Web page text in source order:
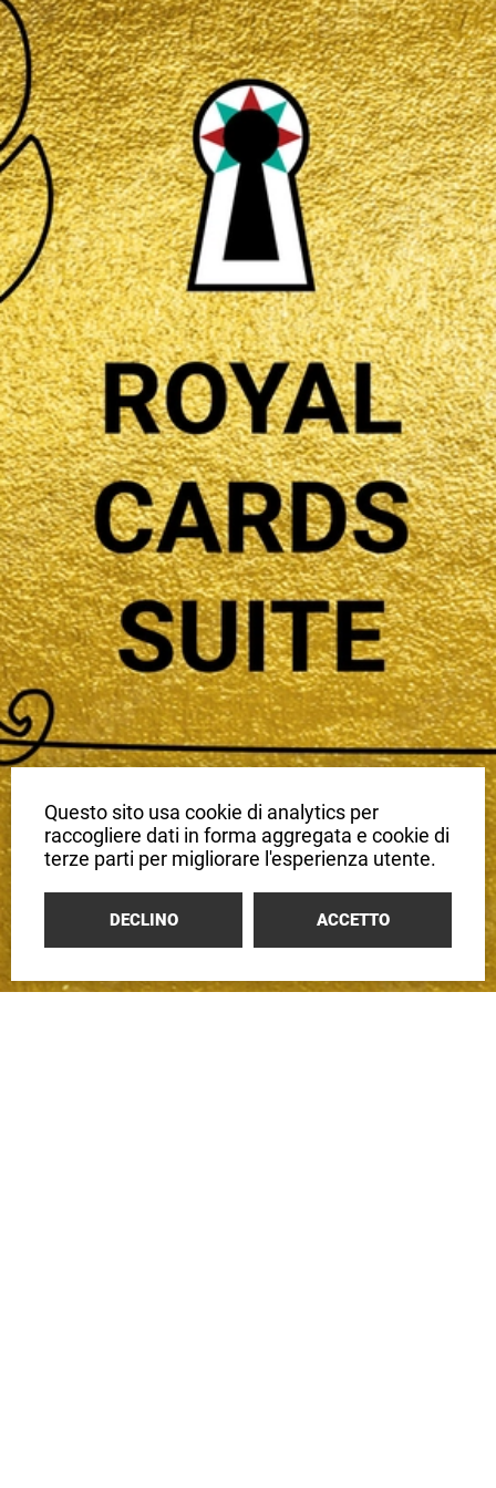
Questo sito usa cookie di analytics per
raccogliere dati in forma aggregata e cookie di
terze parti per migliorare l'esperienza utente.
DECLINO ACCETTO